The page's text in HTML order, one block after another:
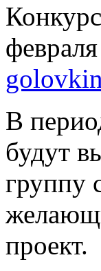
В
будут
группу
проект.